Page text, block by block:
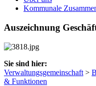
Kommunale
Auszeichnung
Sie sind hier:
Verwaltungsgemeinschaft >
& Funktionen